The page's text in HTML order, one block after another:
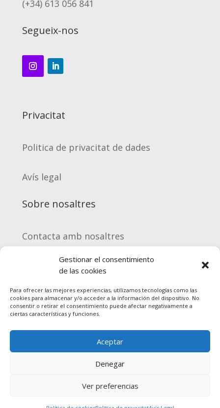
Gestionar el consentimiento
de las cookies
Para ofrecer las mejores experiencias, utilizamos tecnologías como las
cookies para almacenar y/o acceder a la información del dispositivo. No
consentir o retirar el consentimiento puede afectar negativamente a
ciertas características y funciones.
Aceptar
Denegar
Ver preferencias
(+34) 613 056 841
Segueix-nos
Privacitat
Politica de privacitat de dades
Avís legal
Sobre nosaltres
Contacta amb nosaltres
Equip Enment
Registrar-me
Preguntes freqüents